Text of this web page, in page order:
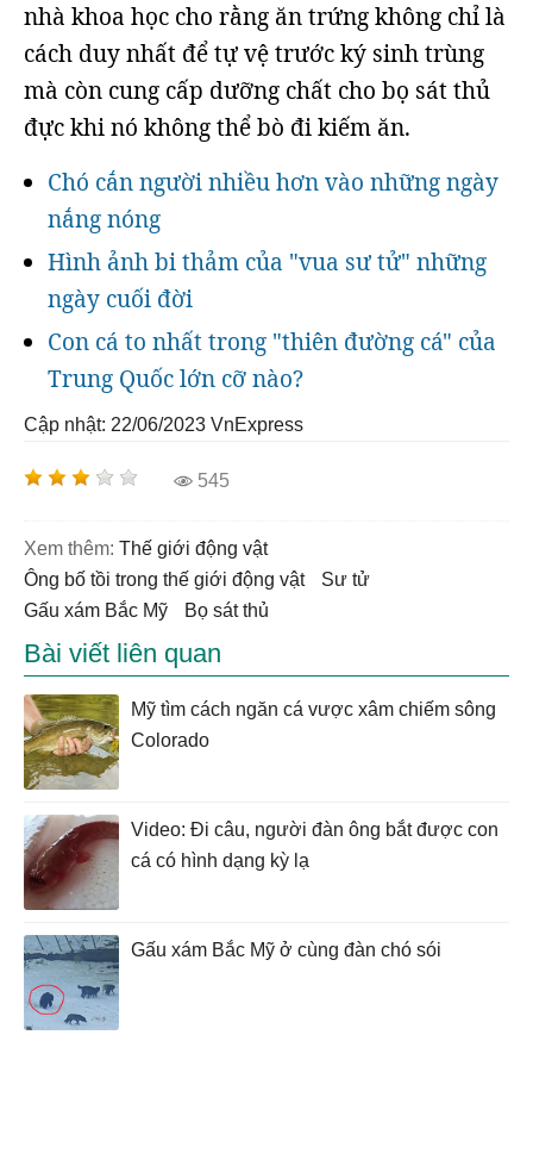
nhà khoa học cho rằng ăn trứng không chỉ là
cách duy nhất để tự vệ trước ký sinh trùng
mà còn cung cấp dưỡng chất cho bọ sát thủ
đực khi nó không thể bò đi kiếm ăn.
Chó cắn người nhiều hơn vào những ngày
nắng nóng
Hình ảnh bi thảm của "vua sư tử" những
ngày cuối đời
Con cá to nhất trong "thiên đường cá" của
Trung Quốc lớn cỡ nào?
Cập nhật: 22/06/2023 VnExpress
545
Xem thêm:
thế giới động vật
ông bố tồi trong thế giới động vật
Sư tử
gấu xám Bắc Mỹ
bọ sát thủ
Bài viết liên quan
Mỹ tìm cách ngăn cá vược xâm chiếm sông
Colorado
Video: Đi câu, người đàn ông bắt được con
cá có hình dạng kỳ lạ
Gấu xám Bắc Mỹ ở cùng đàn chó sói